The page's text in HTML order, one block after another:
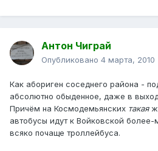
Антон Чиграй
Опубликовано 4 марта, 2010
Как абориген соседнего района -
абсолютно обыденное, даже в
Причём на Космодемьянских такая
автобусы идут к Войковской
всяко почаще троллейбуса.